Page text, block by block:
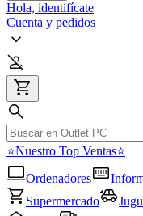
Hola, identifícate
Cuenta y pedidos
⭐Nuestro Top Ventas⭐
Ordenadores
Supermercado